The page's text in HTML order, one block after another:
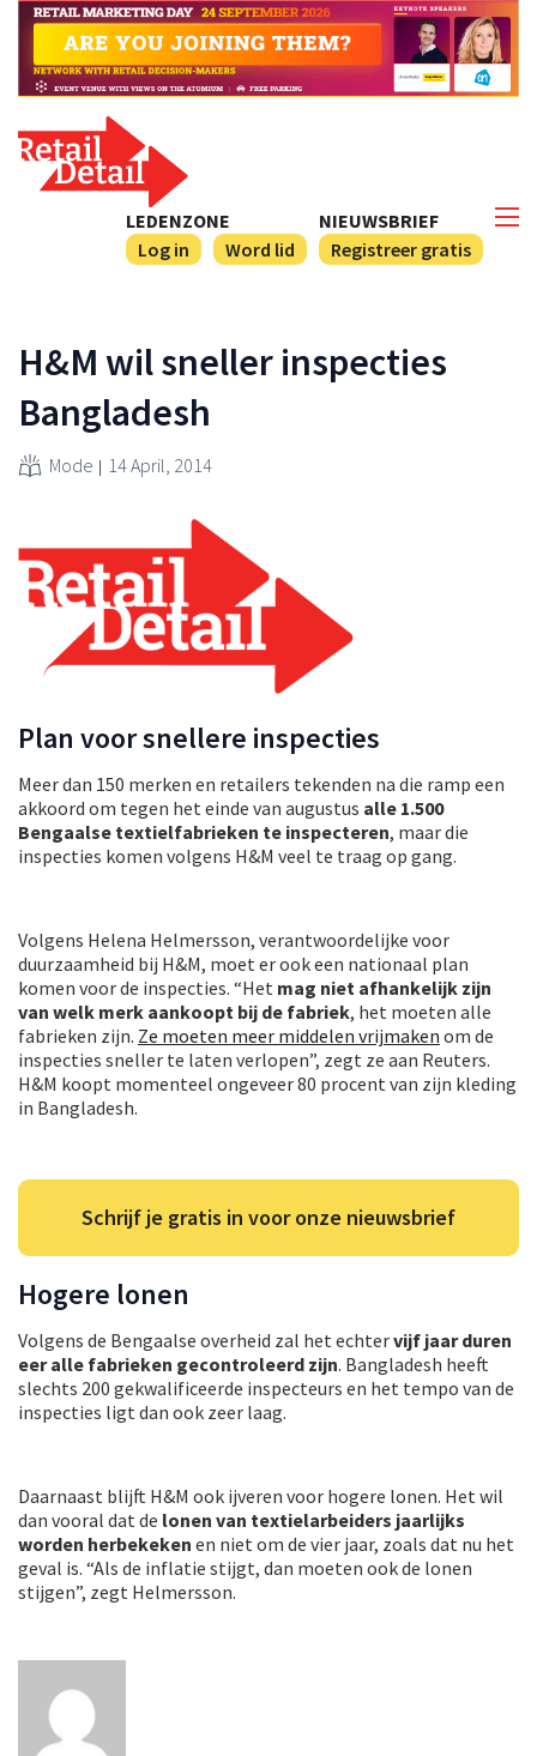
NIEUWSBRIEF
Registreer gratis
LEDENZONE
Log in
Word lid
H&M wil sneller inspecties
Bangladesh
Mode 14 April, 2014
Plan voor snellere inspecties
Meer dan 150 merken en retailers tekenden na die ramp een
akkoord om tegen het einde van augustus alle 1.500
Bengaalse textielfabrieken te inspecteren, maar die
inspecties komen volgens H&M veel te traag op gang.
Volgens Helena Helmersson, verantwoordelijke voor
duurzaamheid bij H&M, moet er ook een nationaal plan
komen voor de inspecties. “Het mag niet afhankelijk zijn
van welk merk aankoopt bij de fabriek, het moeten alle
fabrieken zijn. Ze moeten meer middelen vrijmaken om de
inspecties sneller te laten verlopen”, zegt ze aan Reuters.
H&M koopt momenteel ongeveer 80 procent van zijn kleding
in Bangladesh.
Schrijf je gratis in voor onze nieuwsbrief
Hogere lonen
Volgens de Bengaalse overheid zal het echtervijf jaar duren
eer alle fabrieken gecontroleerd zijn. Bangladesh heeft
slechts 200 gekwalificeerde inspecteurs en het tempo van de
inspecties ligt dan ook zeer laag.
Daarnaast blijft H&M ook ijveren voor hogere lonen. Het wil
dan vooral dat de lonen van textielarbeiders jaarlijks
worden herbekeken en niet om de vier jaar, zoals dat nu het
geval is. “Als de inflatie stijgt, dan moeten ook de lonen
stijgen”, zegt Helmersson.